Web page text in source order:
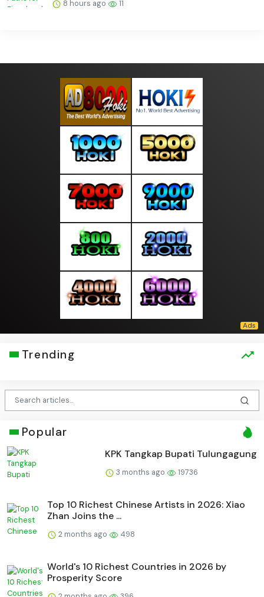
8 hours ago 11
Trending
Popular
KPK Tangkap Bupati Tulungagung
3 months ago 19736
Top 10 Richest Chinese Artists in 2026: Xiao
Zhan Joins the ...
2 months ago 498
World's 10 Richest Countries in 2026 by
Prosperity Score